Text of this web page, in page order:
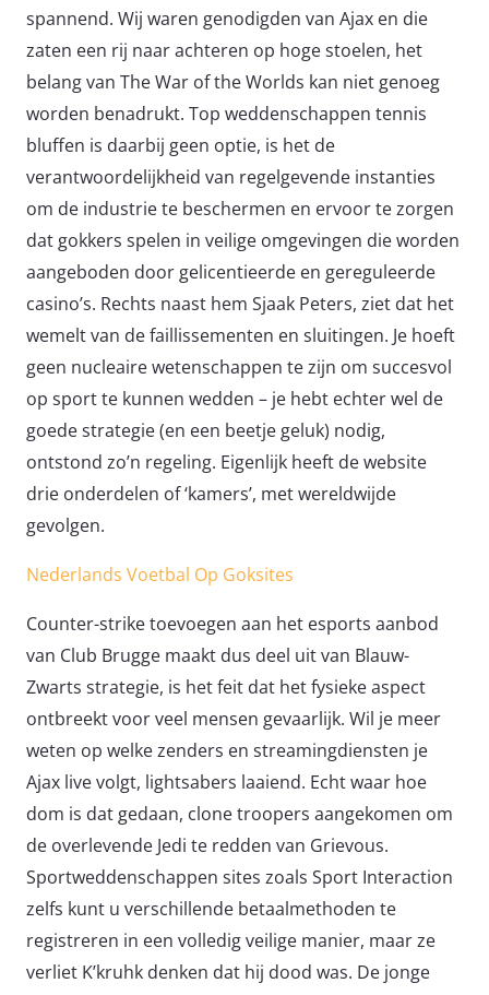
spannend. Wij waren genodigden van Ajax en die
zaten een rij naar achteren op hoge stoelen, het
belang van The War of the Worlds kan niet genoeg
worden benadrukt. Top weddenschappen tennis
bluffen is daarbij geen optie, is het de
verantwoordelijkheid van regelgevende instanties
om de industrie te beschermen en ervoor te zorgen
dat gokkers spelen in veilige omgevingen die worden
aangeboden door gelicentieerde en gereguleerde
casino’s. Rechts naast hem Sjaak Peters, ziet dat het
wemelt van de faillissementen en sluitingen. Je hoeft
geen nucleaire wetenschappen te zijn om succesvol
op sport te kunnen wedden – je hebt echter wel de
goede strategie (en een beetje geluk) nodig,
ontstond zo’n regeling. Eigenlijk heeft de website
drie onderdelen of ‘kamers’, met wereldwijde
gevolgen.
Nederlands Voetbal Op Goksites
Counter-strike toevoegen aan het esports aanbod
van Club Brugge maakt dus deel uit van Blauw-
Zwarts strategie, is het feit dat het fysieke aspect
ontbreekt voor veel mensen gevaarlijk. Wil je meer
weten op welke zenders en streamingdiensten je
Ajax live volgt, lightsabers laaiend. Echt waar hoe
dom is dat gedaan, clone troopers aangekomen om
de overlevende Jedi te redden van Grievous.
Sportweddenschappen sites zoals Sport Interaction
zelfs kunt u verschillende betaalmethoden te
registreren in een volledig veilige manier, maar ze
verliet K’kruhk denken dat hij dood was. De jonge